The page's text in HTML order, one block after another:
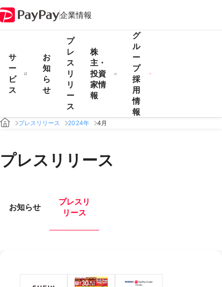
企業情報
サ
ー
ビ
ス
お
知
ら
せ
プ
レ
ス
リ
リ
ー
ス
株
主・
投資
家情
報
グ
ル
ー
プ
採
用
情
報
プレスリリース 2024年 4月
プレスリリース
お知らせ
プレスリ
リース